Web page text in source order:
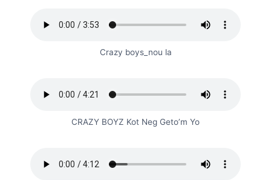
Crazy boys_nou la
CRAZY BOYZ Kot Neg Geto’m Yo